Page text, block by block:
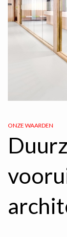
ONZE WAARDEN